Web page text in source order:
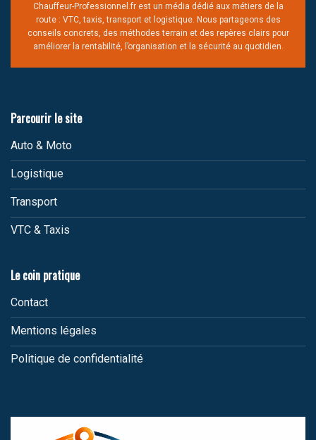
Chauffeur-Professionnel.fr est un média dédié aux métiers de la
route : VTC, taxis, transport et logistique. Nous partageons des
conseils concrets, des méthodes terrain et des repères clairs pour
améliorer la rentabilité, l’organisation et la sécurité au quotidien.
Parcourir le site
Auto & Moto
Logistique
Transport
VTC & Taxis
Le coin pratique
Contact
Mentions légales
Politique de confidentialité